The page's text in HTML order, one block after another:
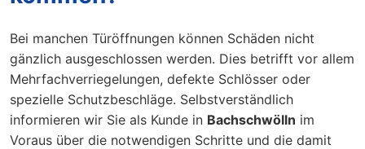
Bei manchen Türöffnungen können Schäden nicht
gänzlich ausgeschlossen werden. Dies betrifft vor allem
Mehrfachverriegelungen, defekte Schlösser oder
spezielle Schutzbeschläge. Selbstverständlich
informieren wir Sie als Kunde in Bachschwölln im
Voraus über die notwendigen Schritte und die damit